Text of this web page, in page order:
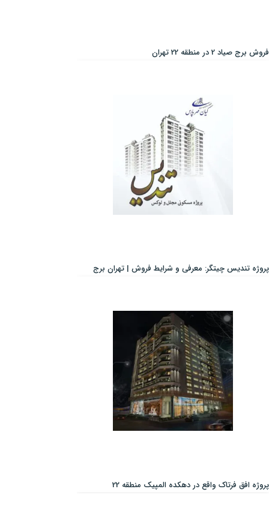
فروش برج صیاد 2 در منطقه 22 تهران
پروژه تندیس چیتگر: معرفی و شرایط فروش | تهران برج
پروژه افق فرتاک واقع در دهکده المپیک منطقه 22